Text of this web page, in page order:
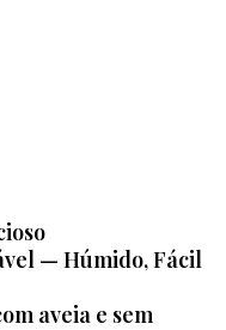
— Húmido, Fácil
aveia e sem